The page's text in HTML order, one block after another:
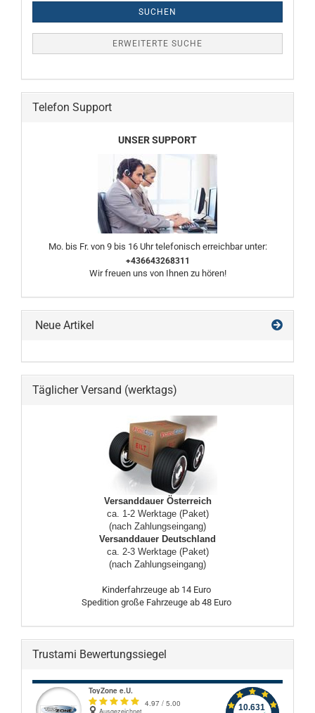
SUCHEN
ERWEITERTE SUCHE
Telefon Support
UNSER SUPPORT
Mo. bis Fr. von 9 bis 16 Uhr telefonisch erreichbar unter:
+436643268311
Wir freuen uns von Ihnen zu hören!
Neue Artikel
Täglicher Versand (werktags)
Versanddauer Österreich
ca. 1-2 Werktage (Paket)
(nach Zahlungseingang)
Versanddauer Deutschland
ca. 2-3 Werktage (Paket)
(nach Zahlungseingang)
Kinderfahrzeuge ab 14 Euro
Spedition große Fahrzeuge ab 48 Euro
Trustami Bewertungssiegel